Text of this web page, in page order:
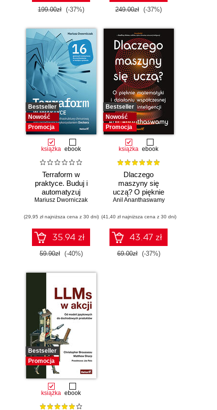
systemów
199.00zł (-37%) 249.00zł (-37%)
Bestseller
Nowość
Promocja
książka ebook
Terraform w
praktyce. Buduj i
automatyzuj
infrastrukturę
zarządzaj nią z
wykorzystaniem
Dockera
Mariusz Dworniczak
(29,95 zł najniższa cena z 30 dni)
35.94 zł
59.90zł (-40%)
Bestseller
Nowość
Promocja
książka ebook
Dlaczego
maszyny się
uczą? O pięknie
matematyki i
współczesnej
sztucznej
inteligencji
Anil Ananthaswamy
(41,40 zł najniższa cena z 30 dni)
43.47 zł
69.00zł (-37%)
Bestseller
Promocja
książka ebook